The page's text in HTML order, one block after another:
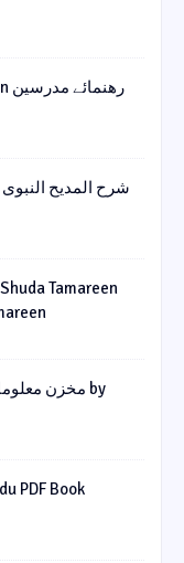
Rehnumay E Mudarraseen رهنمائے مدرسین
Sharah Madeehun Nabvi شرح المدیح النبوی
PDF Book